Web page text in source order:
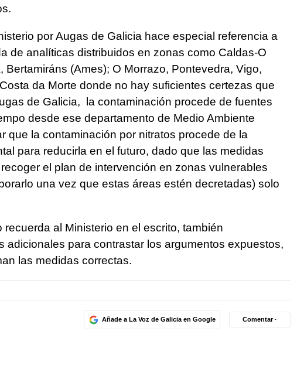
por Augas de Galicia hace especial referencia a
de analíticas distribuidos en zonas como Caldas-O
Bertamiráns (Ames); O Morrazo, Pontevedra, Vigo,
da Morte donde no hay suficientes certezas que
de Galicia, la contaminación procede de fuentes
desde ese departamento de Medio Ambiente
que la contaminación por nitratos procede de la
para reducirla en el futuro, dado que las medidas
el plan de intervención en zonas vulnerables
una vez que estas áreas estén decretadas) solo
al Ministerio en el escrito, también
adicionales para contrastar los argumentos expuestos,
las medidas correctas.
Añade a La Voz de Galicia en Google Comentar ·